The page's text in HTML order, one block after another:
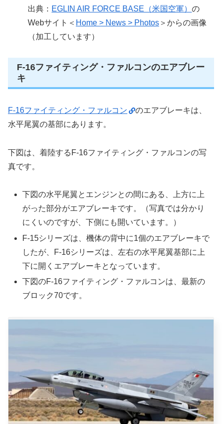
出典： EGLIN AIR FORCE BASE（米国空軍） の
Webサイト＜ Home > News > Photos ＞からの画像
（加工しています）
F-16ファイティング・ファルコンのエアブレー
キ
F-16ファイティング・ファルコン
のエアブレーキは、
水平尾翼の基部にあります。
下図は、着陸するF-16ファイティング・ファルコンの写
真です。
下図の水平尾翼とエンジンとの間にある、上方に上
がった部分がエアブレーキです。（写真では分かり
にくいのですが、下側にも開いています。）
F-15シリーズは、機体の背中に1個のエアブレーキで
したが、F-16シリーズは、左右の水平尾翼基部に上
下に開くエアブレーキとなっています。
下図のF-16ファイティング・ファルコンは、最新の
ブロック70です。